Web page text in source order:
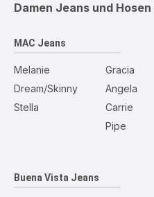
Damen Jeans und Hosen
MAC Jeans
Melanie
Dream/Skinny
Stella
Gracia
Angela
Carrie
Pipe
Buena Vista Jeans